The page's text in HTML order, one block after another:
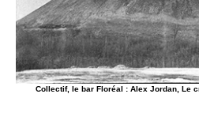
Collectif, le bar Floréal : Alex Jordan, Le